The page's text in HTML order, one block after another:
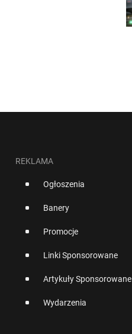
REKLAMA
Ogłoszenia
Banery
Promocje
Linki Sponsorowane
Artykuły Sponsorowane
Wydarzenia